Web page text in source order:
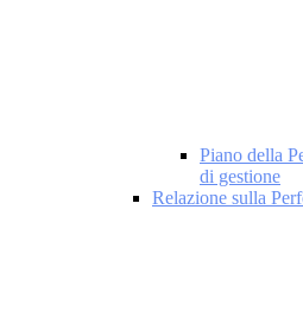
Piano della
di gestione
Relazione sulla